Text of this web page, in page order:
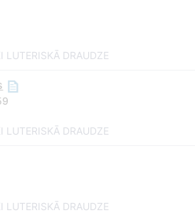
LUTERISKĀ DRAUDZE
LUTERISKĀ DRAUDZE
LUTERISKĀ DRAUDZE